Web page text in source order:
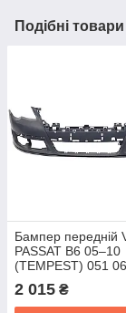
Подібні
Бампер передній
PASSAT B6 05–10
(TEMPEST) 051
900C
2 015 ₴